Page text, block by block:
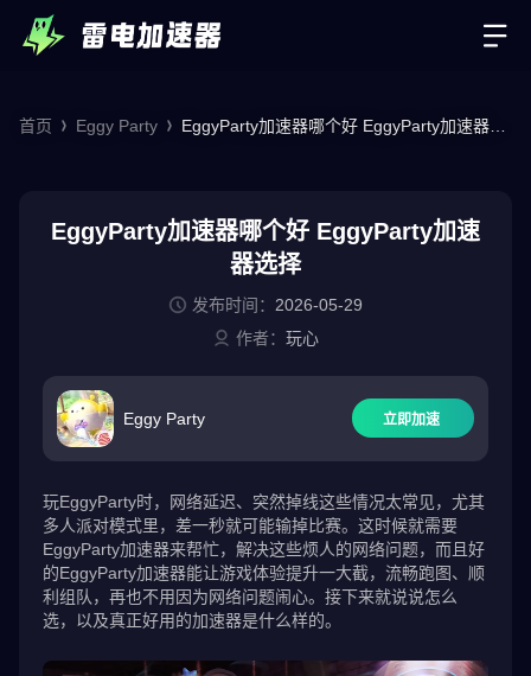
首页 Eggy Party
EggyParty加速器哪个好 EggyParty加速器选
EggyParty加速器哪个好 EggyParty加速
器选择
发布时间： 2026-05-29
作者： 玩心
Eggy Party 立即加速
玩EggyParty时，网络延迟、突然掉线这些情况太常见，尤其
多人派对模式里，差一秒就可能输掉比赛。这时候就需要
EggyParty加速器来帮忙，解决这些烦人的网络问题，而且好
的EggyParty加速器能让游戏体验提升一大截，流畅跑图、顺
利组队，再也不用因为网络问题闹心。接下来就说说怎么
选，以及真正好用的加速器是什么样的。